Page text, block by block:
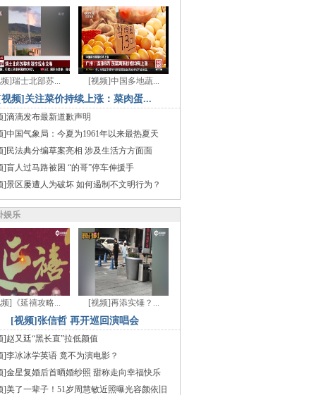
]瑞士北部苏... [视频]中国多地蔬...
[视频]关注菜价持续上涨：菜肉蛋...
]滴滴发布最新道歉声明
]中国气象局：今夏为1961年以来最热夏天
]民法典分编草案亮相 涉及生活方方面面
]盲人过马路被困 “的哥”停车伸援手
]景区屡遭人为破坏 如何遏制不文明行为？
娱乐
]《延禧攻略... [视频]再添实锤？...
[视频]张信哲 再开巡回演唱会
]赵又廷“黑长直”拉低颜值
]李冰冰学英语 竟不为演电影？
]金星复婚后首晒婚纱照 甜称走向幸福快乐
]美了一辈子！51岁周慧敏近照曝光容颜依旧